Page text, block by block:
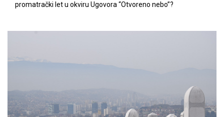
promatrački let u okviru Ugovora “Otvoreno nebo”?